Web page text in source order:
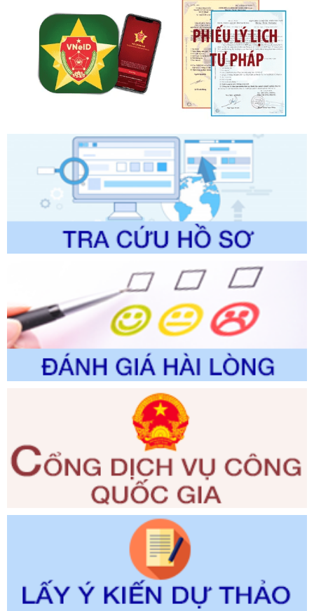
Số kí hiệu:2303/QĐ-UBND
Tên: Quyết định công bố Danh mục thủ tục hành chính mới
ban hành, được sửa đổi, bổ sung, bị bãi bỏ và phê duyệt
Quy trình nội bộ, quy trình điện tử giải quyết thủ tục hành
chính trong một số lĩnh vực thuộc phạm vi chức năng quản
Số kí hiệu:2304/QĐ-UBND
Tên: Quyết định công bố Danh mục thủ tục hành chính
được sửa đổi, bổ sung và phê duyệt Quy trình nội bộ, quy
trình điện tử giải quyết thủ tục hành chính trong lĩnh vực Du
lịch thuộc phạm vi chức năng quản lý của Sở Văn hóa, Thể
thao và Du lịch
Ngày ban hành: 01/06/2026
Số kí hiệu:2310/QĐ-UBND
Tên: Về việc công bố Danh mục thủ tục hành chính sửa
đổi, bổ sung và phê duyệt Quy trình nội bộ, quy trình điện tử
trong giải quyết thủtục hành chính lĩnh vực biến đổi khí hậu
thuộc phạm vi giải quyết của Sở Nông nghiệp và Môi
trường
Ngày ban hành: 01/06/2026
Số kí hiệu:2300/QĐ-UBND
Tên: V/v công bố danh mục thủ tục hành chính được sửa
đổi, bổ sung và phê duyệt quy trình nội bộ, quy trình điện tử
giải quyết thủ tục hành chính trong lĩnh vực Luật sư thuộc
phạm vi chức năng quản lý của Sở Tư pháp
Ngày ban hành: 01/06/2026
Số kí hiệu:
351/2025/NĐ-CP
Tên: Nghị định số 351/2025/NĐ-CP của Chính phủ: Quy
định chuẩn nghèo đa chiều quốc gia giai đoạn 2026 - 2030
Ngày ban hành: 29/12/2026
Số kí hiệu:3014/QĐ-UBND
Tên: Quyết định về việc công bố danh mục thủ tục hành
chính ban hành mới, sửa đổi bổ sung trong lĩnh vực hỗ trợ
đầu tư, lĩnh vực đấu thầu lựa chọn nhà thầu thuộc thẩm
quyền giải quyết của Sở Tài chính và Ban Quản lý Khu kinh
tế Đông Nam Nghệ An
Ngày ban hành: 23/09/2026